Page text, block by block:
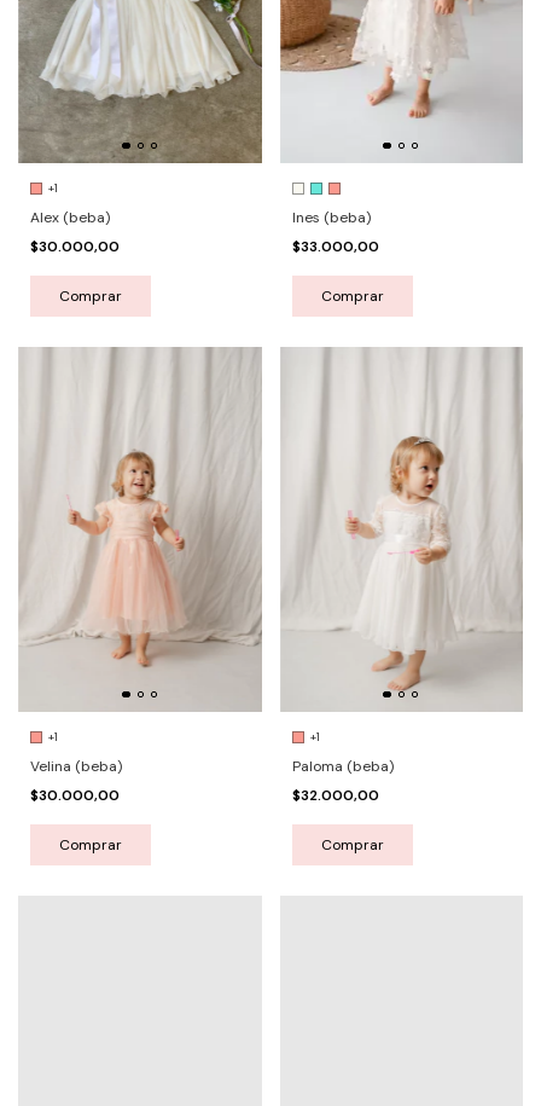
+1
Alex (beba)
$30.000,00
Comprar
Ines (beba)
$33.000,00
Comprar
+1
Velina (beba)
$30.000,00
Comprar
+1
Paloma (beba)
$32.000,00
Comprar